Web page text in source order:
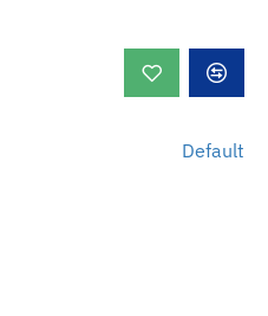
Default